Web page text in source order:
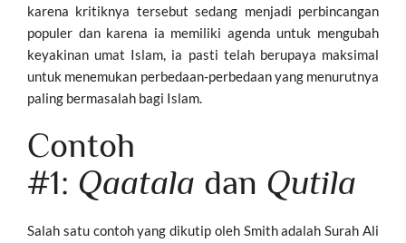
karena kritiknya tersebut sedang menjadi perbincangan
populer dan karena ia memiliki agenda untuk mengubah
keyakinan umat Islam, ia pasti telah berupaya maksimal
untuk menemukan perbedaan-perbedaan yang menurutnya
paling bermasalah bagi Islam.
Contoh
#1: Qaatala dan Qutila
Salah satu contoh yang dikutip oleh Smith adalah Surah Ali